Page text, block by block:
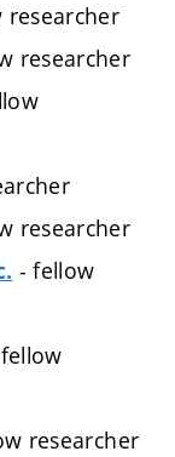
researcher
researcher
researcher
- fellow
researcher